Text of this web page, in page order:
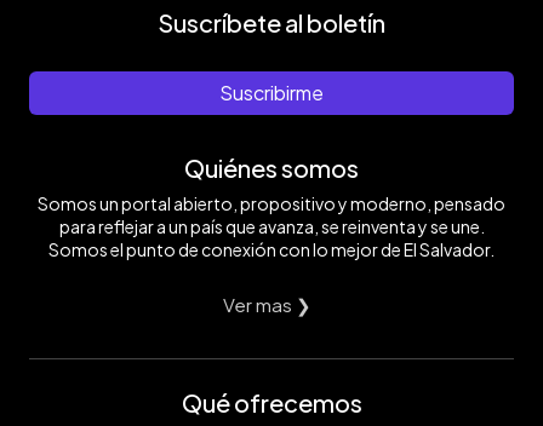
Suscríbete al boletín
Suscribirme
Quiénes somos
Somos un portal abierto, propositivo y moderno, pensado
para reflejar a un país que avanza, se reinventa y se une.
Somos el punto de conexión con lo mejor de El Salvador.
Ver mas ❯
Qué ofrecemos